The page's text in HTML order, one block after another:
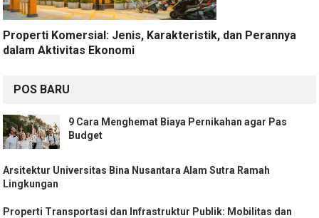
Properti Komersial: Jenis, Karakteristik, dan Perannya
dalam Aktivitas Ekonomi
POS BARU
9 Cara Menghemat Biaya Pernikahan agar Pas
Budget
Arsitektur Universitas Bina Nusantara Alam Sutra Ramah
Lingkungan
Properti Transportasi dan Infrastruktur Publik: Mobilitas dan